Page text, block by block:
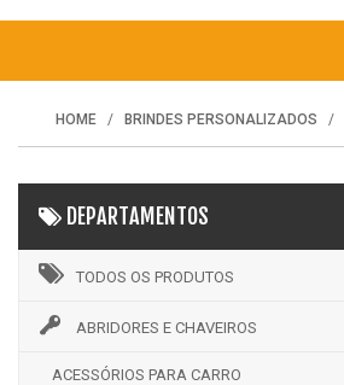
HOME BRINDES PERSONALIZADOS
DEPARTAMENTOS
TODOS OS PRODUTOS
ABRIDORES E CHAVEIROS
ACESSÓRIOS PARA CARRO